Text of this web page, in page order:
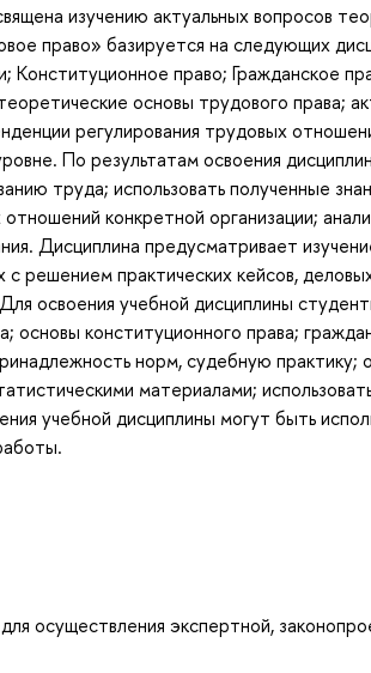
изучению актуальных вопросов
право» базируется на следующих
Конституционное право; Гражданское
основы трудового права;
регулирования трудовых
По результатам освоения
труда; использовать полученные
конкретной организации;
Дисциплина предусматривает
с решением практических кейсов,
освоения учебной дисциплины
основы конституционного права;
норм, судебную практику;
материалами;
учебной дисциплины могут быть
осуществления экспертной,